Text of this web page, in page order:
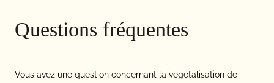
Questions fréquentes
Vous avez une question concernant la végetalisation de